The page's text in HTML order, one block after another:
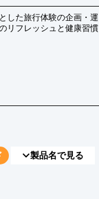
した旅行体験の企画・運
リフレッシュと健康習慣
製品名で見る